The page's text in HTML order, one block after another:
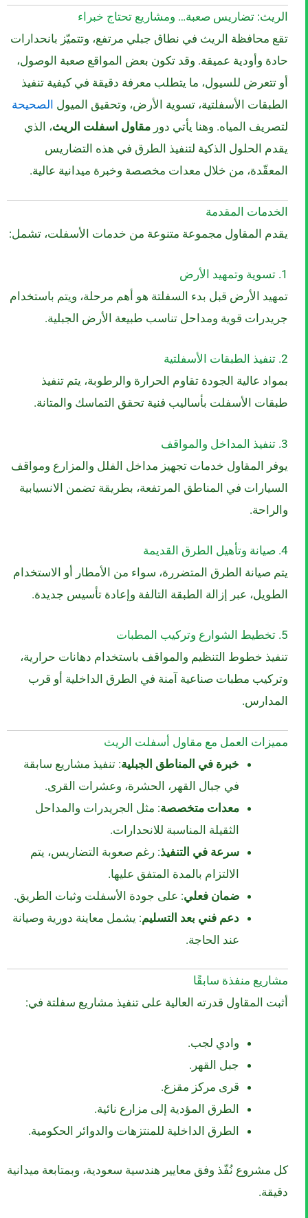
الريث: تضاريس صعبة… ومشاريع تحتاج خبراء
تقع محافظة الريث في نطاق جبلي مرتفع، وتتميّز بانحدارات
حادة وأودية عميقة. وقد تكون بعض المواقع صعبة الوصول،
أو تتعرض للسيول، ما يتطلب معرفة دقيقة في كيفية تنفيذ
الطبقات الأسفلتية، تسوية الأرض، وتحقيق الميول الصحيحة
لتصريف المياه. وهنا يأتي دور مقاول اسفلت الريث، الذي
يقدم الحلول الذكية لتنفيذ الطرق في هذه التضاريس
المعقّدة، من خلال معدات مخصصة وخبرة ميدانية عالية.
الخدمات المقدمة
يقدم المقاول مجموعة متنوعة من خدمات الأسفلت، تشمل:
1. تسوية وتمهيد
الأرض
تمهيد الأرض قبل بدء السفلتة هو أهم مرحلة، ويتم باستخدام
جريدرات قوية ومداحل تناسب طبيعة الأرض الجبلية.
2. تنفيذ الطبقات الأسفلتية
بمواد عالية الجودة تقاوم الحرارة والرطوبة، يتم تنفيذ
طبقات الأسفلت بأساليب فنية تحقق التماسك والمتانة.
3. تنفيذ المداخل والمواقف
يوفر المقاول خدمات تجهيز مداخل الفلل والمزارع ومواقف
السيارات في المناطق المرتفعة، بطريقة تضمن الانسيابية
والراحة.
4. صيانة وتأهيل الطرق القديمة
يتم صيانة الطرق المتضررة، سواء من الأمطار أو الاستخدام
الطويل، عبر إزالة الطبقة التالفة وإعادة تأسيس جديدة.
5. تخطيط الشوارع وتركيب المطبات
تنفيذ خطوط التنظيم والمواقف باستخدام دهانات حرارية،
وتركيب مطبات صناعية آمنة في الطرق الداخلية أو قرب
المدارس.
مميزات العمل مع مقاول أسفلت الريث
خبرة في المناطق الجبلية: تنفيذ مشاريع سابقة
في جبال القهر، الحشرة، وعشرات القرى.
معدات متخصصة: مثل الجريدرات والمداحل
الثقيلة المناسبة للانحدارات.
سرعة في التنفيذ: رغم صعوبة التضاريس، يتم
الالتزام بالمدة المتفق عليها.
ضمان فعلي: على جودة الأسفلت وثبات الطريق.
دعم فني بعد التسليم: يشمل معاينة دورية وصيانة
عند الحاجة.
مشاريع منفذة سابقًا
أثبت المقاول قدرته العالية على تنفيذ مشاريع سفلتة في:
وادي لجب.
جبل القهر.
قرى مركز مقزع.
الطرق المؤدية إلى مزارع نائية.
الطرق الداخلية للمنتزهات والدوائر الحكومية.
كل مشروع نُفّذ وفق معايير هندسية سعودية، وبمتابعة ميدانية
دقيقة.